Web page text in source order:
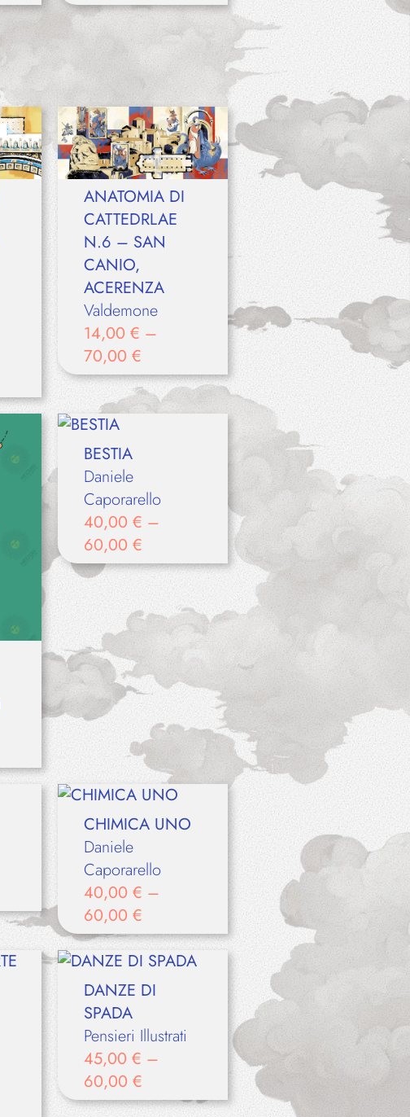
ANATOMIA DI
CATTEDRLAE
N.6 – SAN
CANIO,
ACERENZA
Valdemone
14,00 € –
70,00 €
BESTIA
Daniele
Caporarello
40,00 € –
60,00 €
CHIMICA UNO
Daniele
Caporarello
40,00 € –
60,00 €
DANZE DI
SPADA
Pensieri Illustrati
45,00 € –
60,00 €